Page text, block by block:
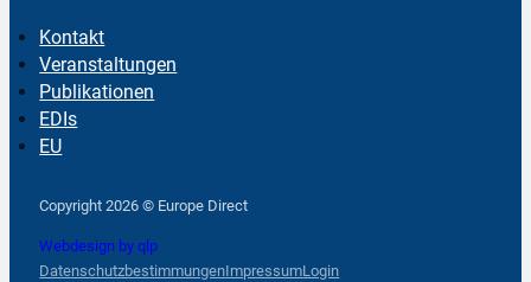
Kontakt
Veranstaltungen
Publikationen
EDIs
EU
Copyright 2026 © Europe Direct
Webdesign by qlp
DatenschutzbestimmungenImpressumLogin